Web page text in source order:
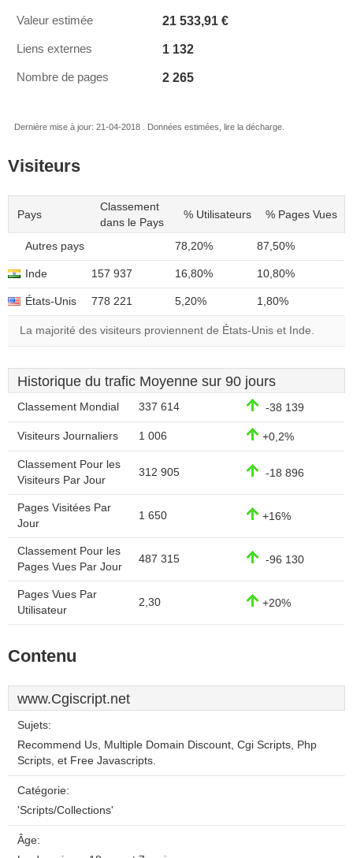
Valeur estimée 21 533,91 €
Liens externes 1 132
Nombre de pages 2 265
Dernière mise à jour: 21-04-2018 . Données estimées, lire la décharge.
Visiteurs
Pays
Classement
dans le Pays
% Utilisateurs % Pages Vues
Autres pays 78,20% 87,50%
Inde 157 937 16,80% 10,80%
États-Unis 778 221 5,20% 1,80%
La majorité des visiteurs proviennent de États-Unis et Inde.
Historique du trafic Moyenne sur 90 jours
Classement Mondial 337 614 -38 139
Visiteurs Journaliers 1 006 +0,2%
Classement Pour les
Visiteurs Par Jour
312 905 -18 896
Pages Visitées Par
Jour
1 650 +16%
Classement Pour les
Pages Vues Par Jour
487 315 -96 130
Pages Vues Par
Utilisateur
2,30 +20%
Contenu
www.Cgiscript.net
Sujets:
Recommend Us, Multiple Domain Discount, Cgi Scripts, Php
Scripts, et Free Javascripts.
Catégorie:
'Scripts/Collections'
Âge: